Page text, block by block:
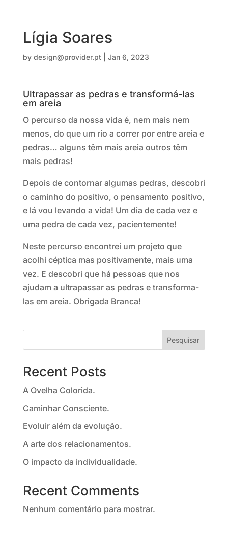
Lígia Soares
by design@provider.pt| Jan 6, 2023
Ultrapassar as pedras e transformá-las
em areia
O percurso da nossa vida é, nem mais nem
menos, do que um rio a correr por entre areia e
pedras… alguns têm mais areia outros têm
mais pedras!
Depois de contornar algumas pedras, descobri
o caminho do positivo, o pensamento positivo,
e lá vou levando a vida! Um dia de cada vez e
uma pedra de cada vez, pacientemente!
Neste percurso encontrei um projeto que
acolhi céptica mas positivamente, mais uma
vez. E descobri que há pessoas que nos
ajudam a ultrapassar as pedras e transforma-
las em areia. Obrigada Branca!
Pesquisar
Recent Posts
A Ovelha Colorida.
Caminhar Consciente.
Evoluir além da evolução.
A arte dos relacionamentos.
O impacto da individualidade.
Recent Comments
Nenhum comentário para mostrar.